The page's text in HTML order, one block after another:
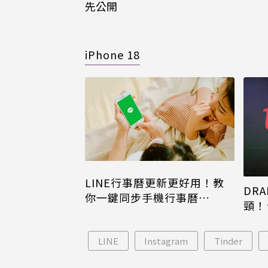
先公開
iPhone 18
LINE行事曆更新更好用！教
你一鍵同步手機行事曆
頸
LINE Instagram Tinder